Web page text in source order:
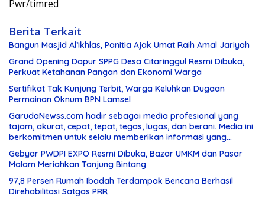
Pwr/timred
Berita Terkait
Bangun Masjid Al’Ikhlas, Panitia Ajak Umat Raih Amal Jariyah
Grand Opening Dapur SPPG Desa Citaringgul Resmi Dibuka,
Perkuat Ketahanan Pangan dan Ekonomi Warga
Sertifikat Tak Kunjung Terbit, Warga Keluhkan Dugaan
Permainan Oknum BPN Lamsel
GarudaNewss.com hadir sebagai media profesional yang
tajam, akurat, cepat, tepat, tegas, lugas, dan berani. Media ini
berkomitmen untuk selalu memberikan informasi yang
berkualitas serta menjadi
Gebyar PWDPI EXPO Resmi Dibuka, Bazar UMKM dan Pasar
Malam Meriahkan Tanjung Bintang
97,8 Persen Rumah Ibadah Terdampak Bencana Berhasil
Direhabilitasi Satgas PRR